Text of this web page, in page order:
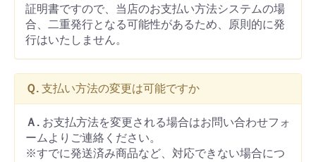
証明書ですので、当店のお支払い方法システムの場
合、二重発行となる可能性があるため、原則的に発
行はいたしません。
Ｑ. 支払い方法の変更は可能ですか
Ａ. お支払方法を変更される場合はお問い合わせフォ
ームよりご連絡ください。
※すでに発送済み商品など、対応できない場合につ